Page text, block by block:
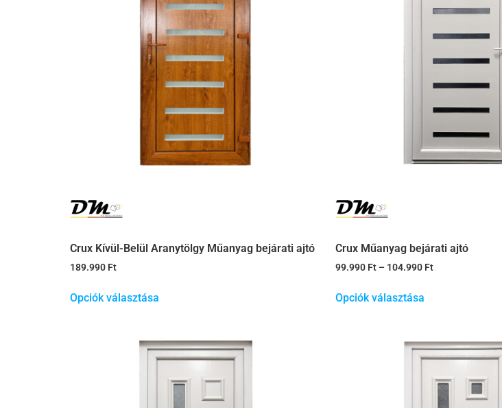
Crux Kívül-Belül Aranytölgy Műanyag bejárati ajtó
189.990 Ft
Opciók választása
Crux Műanyag bejárati ajtó
99.990 Ft – 104.990 Ft
Opciók választása